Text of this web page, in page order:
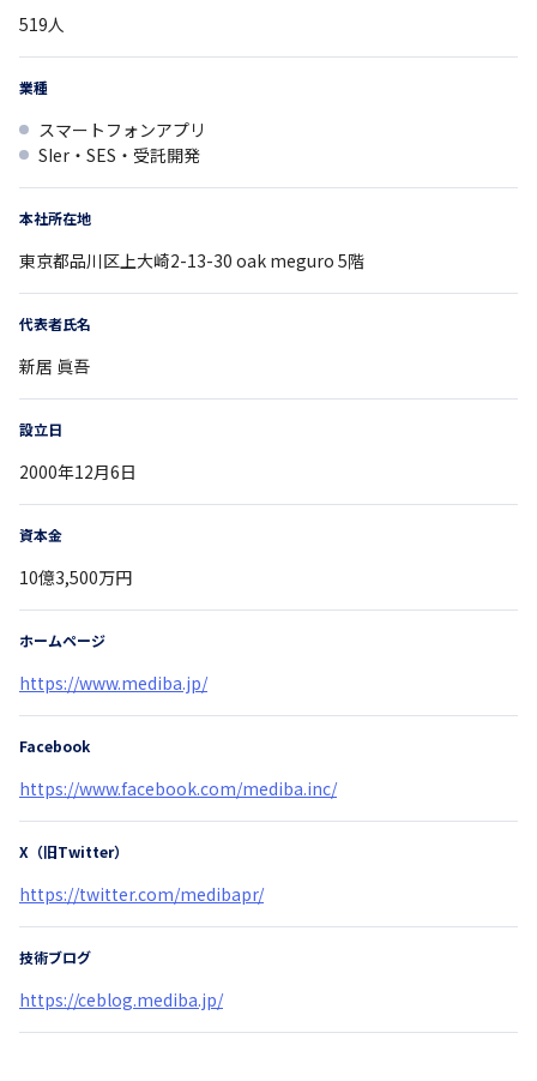
519人
業種
スマートフォンアプリ
SIer・SES・受託開発
本社所在地
東京都品川区上大崎2-13-30 oak meguro 5階
代表者氏名
新居 眞吾
設立日
2000年12月6日
資本金
10億3,500万円
ホームページ
https://www.mediba.jp/
Facebook
https://www.facebook.com/mediba.inc/
X（旧Twitter）
https://twitter.com/medibapr/
技術ブログ
https://ceblog.mediba.jp/